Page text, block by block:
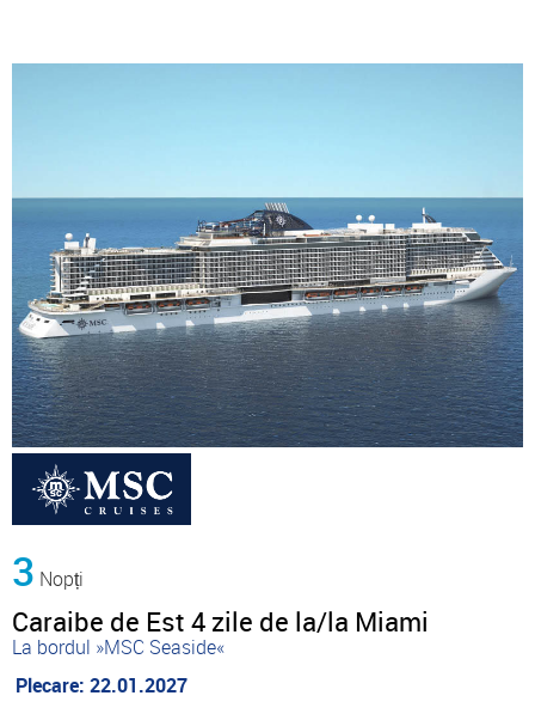
3 Nopți
Caraibe de Est 4 zile de la/la Miami
La bordul »MSC Seaside«
Plecare: 22.01.2027